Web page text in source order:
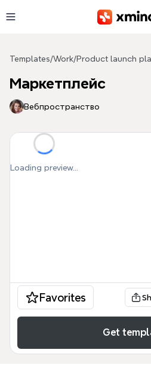
Templates/Work/Product launch
Маркетплейс
Вебпространство
Loading preview...
Favorites
Get